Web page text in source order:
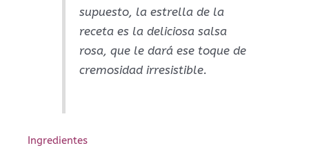
supuesto, la estrella de la
receta es la deliciosa salsa
rosa, que le dará ese toque de
cremosidad irresistible.
Ingredientes